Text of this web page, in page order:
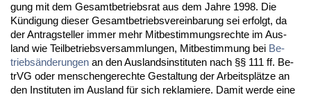
gung mit dem Ge­samt­be­triebs­rat aus dem Jah­re 1998. Die
Kündi­gung die­ser Ge­samt­be­triebs­ver­ein­ba­rung sei er­folgt, da
der An­trag­stel­ler im­mer mehr Mit­be­stim­mungs­rech­te im Aus­
land wie Teil­be­triebs­ver­samm­lun­gen, Mit­be­stim­mung bei Be­
triebsände­run­gen an den Aus­lands­in­sti­tu­ten nach §§ 111 ff. Be­
trVG oder men­schen­ge­rech­te Ge­stal­tung der Ar­beitsplätze an
den In­sti­tu­ten im Aus­land für sich re­kla­mie­re. Da­mit wer­de ei­ne